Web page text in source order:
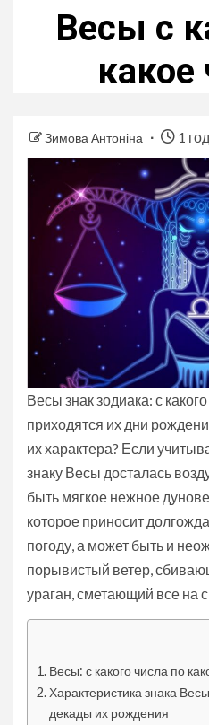
Весы с
какое
Зимова Антоніна 1
Весы знак зодиака: с
приходятся их дни
их характера? Если
знаку Весы досталась
быть мягкое нежное
которое приносит
погоду, а может быть и
порывистый ветер,
ураган, сметающий все на
Весы: с какого числа по
Характеристика знака
декады их рождения